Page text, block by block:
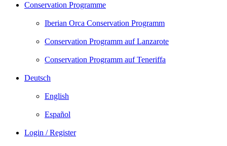
Conservation Programme
Iberian Orca Conservation Programm
Conservation Programm auf Lanzarote
Conservation Programm auf Teneriffa
Deutsch
English
Español
Login / Register